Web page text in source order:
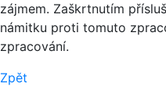
zájmem. Zaškrtnutím
námitku proti tomuto
zpracování.
Zpět